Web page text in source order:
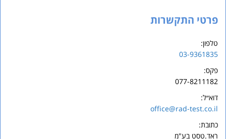
פרטי התקשרות
טלפון:
03-9361835
פקס:
077-8211182
דוא״ל:
office@rad-test.co.il
כתובת:
ראד.טסט בע"מ